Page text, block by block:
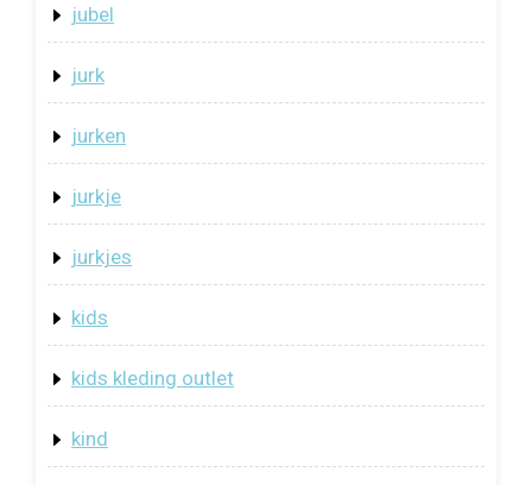
jubel
jurk
jurken
jurkje
jurkjes
kids
kids kleding outlet
kind